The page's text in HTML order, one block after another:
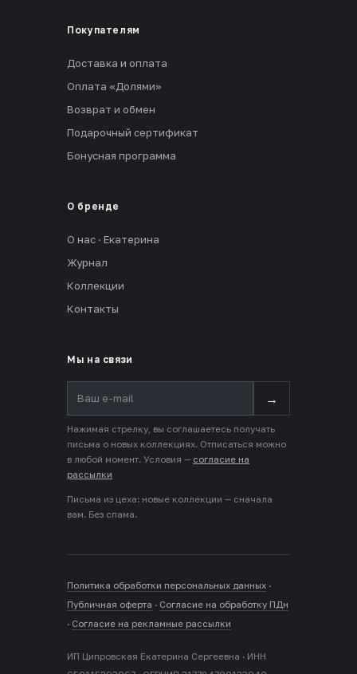
Покупателям
Доставка и оплата
Оплата «Долями»
Возврат и обмен
Подарочный сертификат
Бонусная программа
О бренде
О нас · Екатерина
Журнал
Коллекции
Контакты
Мы на связи
→
Нажимая стрелку, вы соглашаетесь получать
письма о новых коллекциях. Отписаться можно
в любой момент. Условия — согласие на
рассылки
Письма из цеха: новые коллекции — сначала
вам. Без спама.
Политика обработки персональных данных ·
Публичная оферта · Согласие на обработку ПДн
· Согласие на рекламные рассылки
ИП Ципровская Екатерина Сергеевна · ИНН